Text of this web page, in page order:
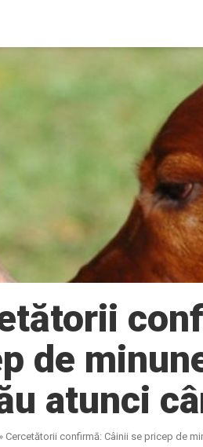
de
atunci
» Cercetătorii confirmă: Câinii se pricep de